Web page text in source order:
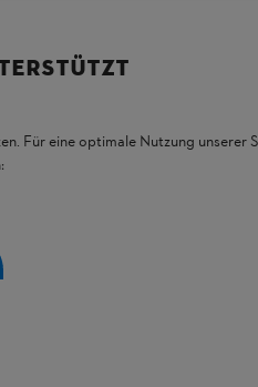
können. Die Tabelle gibt
Für eine optimale Nutzung unserer